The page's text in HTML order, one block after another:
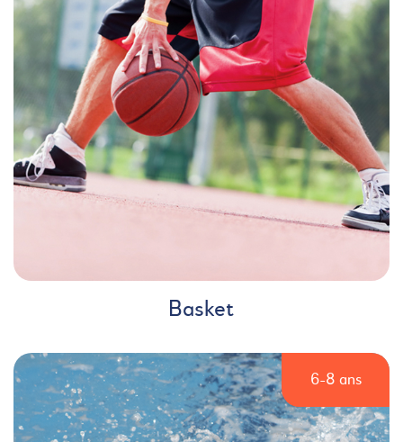
Basket
6-8 ans